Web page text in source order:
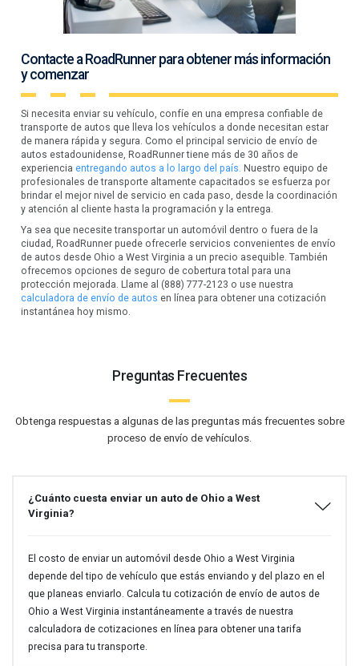
Contacte a RoadRunner para obtener más información
y comenzar
Si necesita enviar su vehículo, confíe en una empresa confiable de
transporte de autos que lleva los vehículos a donde necesitan estar
de manera rápida y segura. Como el principal servicio de envío de
autos estadounidense, RoadRunner tiene más de 30 años de
experienciaentregando autos a lo largo del país. Nuestro equipo de
profesionales de transporte altamente capacitados se esfuerza por
brindar el mejor nivel de servicio en cada paso, desde la coordinación
y atención al cliente hasta la programación y la entrega.
Ya sea que necesite transportar un automóvil dentro o fuera de la
ciudad, RoadRunner puede ofrecerle servicios convenientes de envío
de autos desde Ohio a West Virginia a un precio asequible. También
ofrecemos opciones de seguro de cobertura total para una
protección mejorada. Llame al (888) 777-2123 o use nuestra
calculadora de envío de autos en línea para obtener una cotización
instantánea hoy mismo.
Preguntas Frecuentes
Obtenga respuestas a algunas de las preguntas más frecuentes sobre
proceso de envío de vehículos.
¿Cuánto cuesta enviar un auto de Ohio a West
Virginia?
El costo de enviar un automóvil desde Ohio a West Virginia
depende del tipo de vehículo que estás enviando y del plazo en el
que planeas enviarlo. Calcula tu cotización de envío de autos de
Ohio a West Virginia instantáneamente a través de nuestra
calculadora de cotizaciones en línea para obtener una tarifa
precisa para tu transporte.